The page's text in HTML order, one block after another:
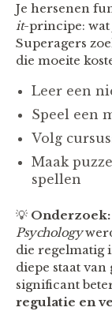
Je hersenen
it-principe: wat
Superagers
die moeite
Leer een
Speel een
Volg
Maak
spellen
💡 Onderzoek:
Psychology
die regelmatig
diepe staat
significant
regulatie en